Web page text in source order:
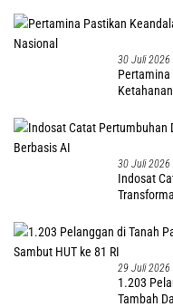
30 Juli 2026
30 Juli 2026
Indosat
29 Juli 2026
1.203
Tambah